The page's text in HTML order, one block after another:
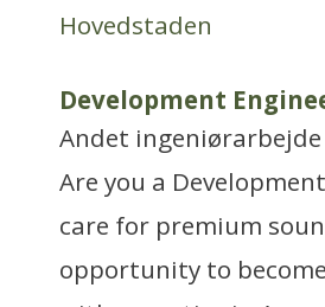
Hovedstaden
Development
Andet
Are you a
care for premium
opportunity to